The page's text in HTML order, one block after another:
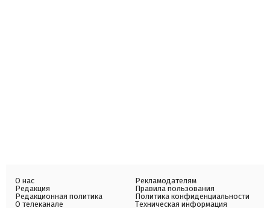
О нас
Редакция
Редакционная политика
О телеканале
Рекламодателям
Правила пользования
Политика конфиденциальности
Техническая информация